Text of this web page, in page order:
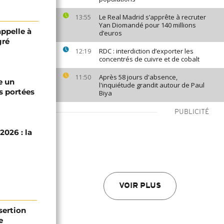
13:55
Le Real Madrid s’apprête à recruter
Yan Diomandé pour 140 millions
d’euros
12:19
RDC : interdiction d’exporter les
concentrés de cuivre et de cobalt
11:50
Après 58 jours d'absence,
l'inquiétude grandit autour de Paul
Biya
PUBLICITÉ
VOIR PLUS
à
un
portées
: la